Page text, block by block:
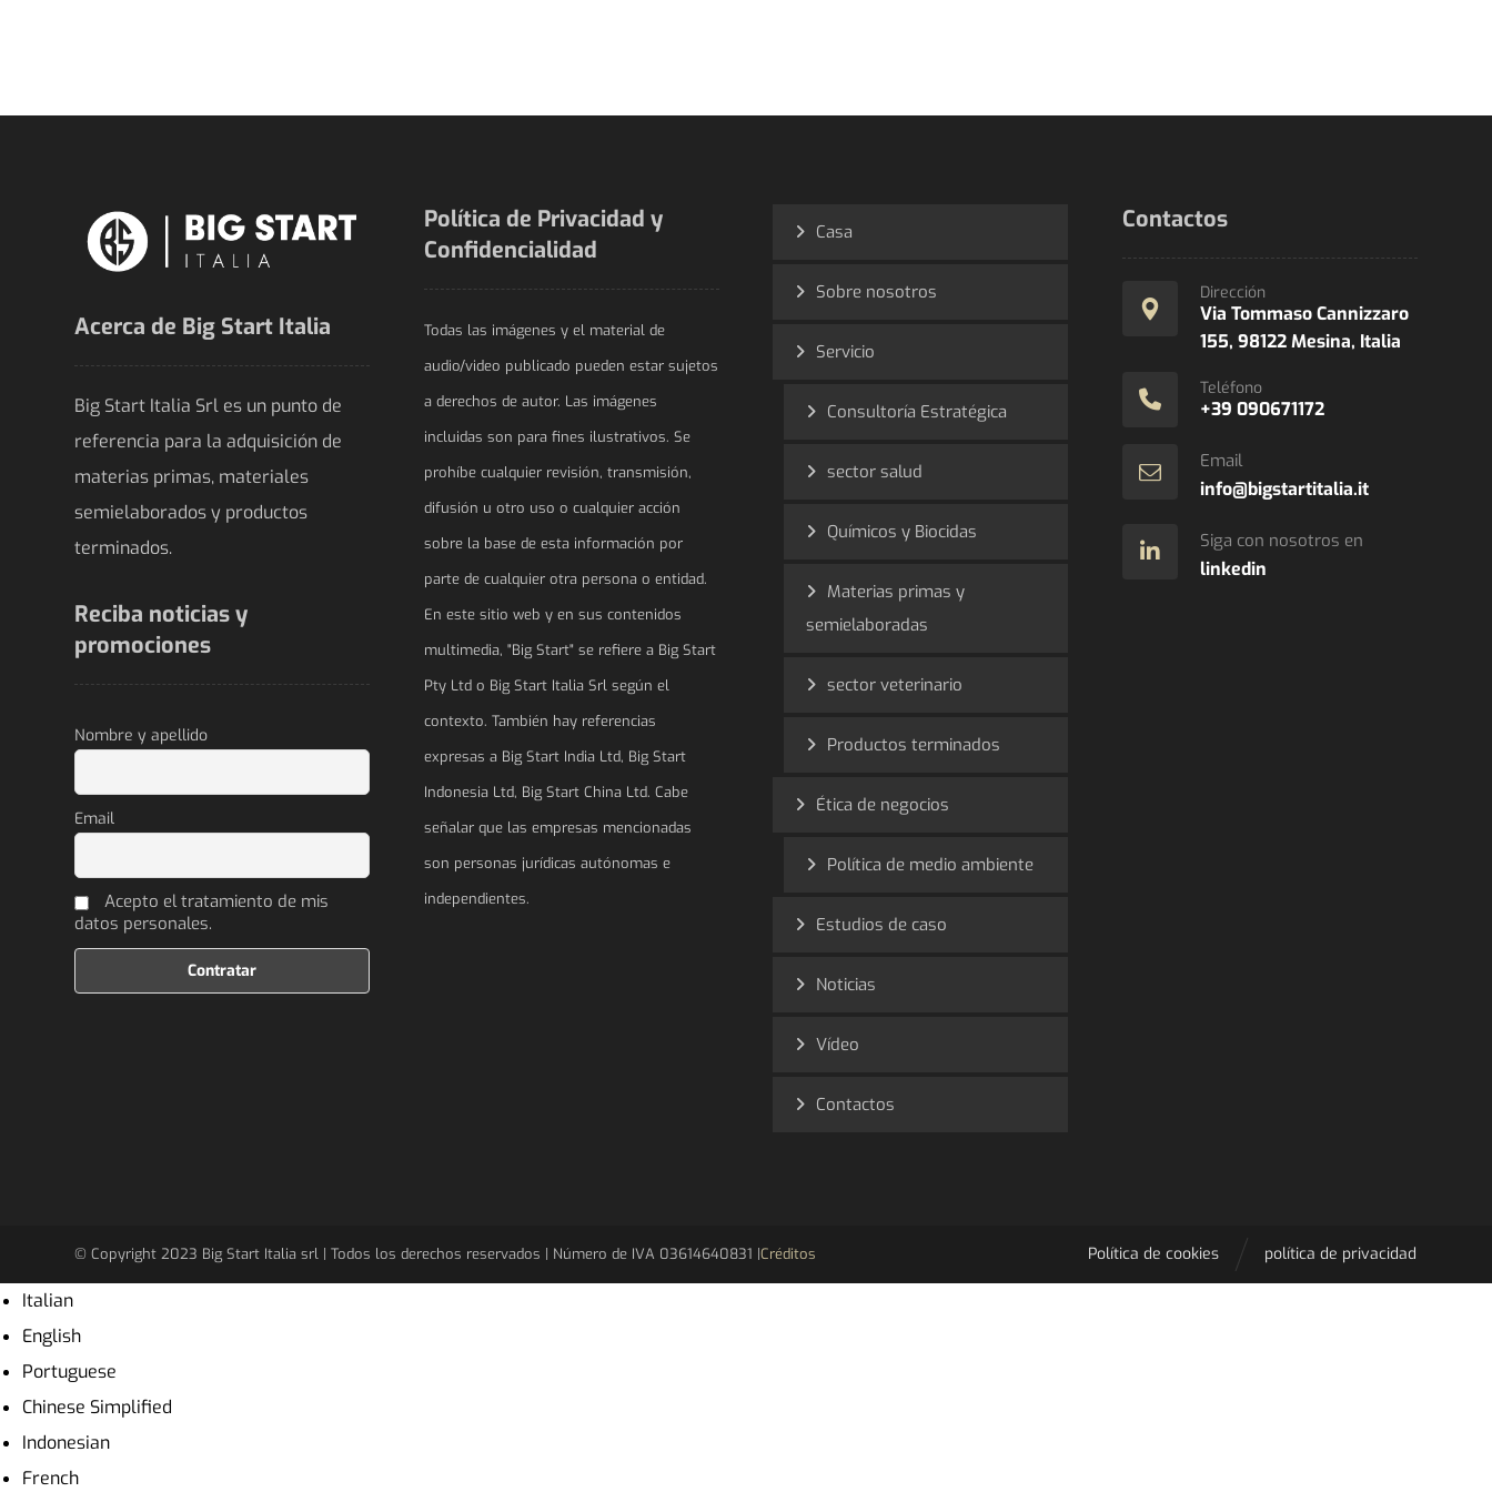
Acerca de Big Start Italia
Big Start Italia Srl es un punto de
referencia para la adquisición de
materias primas, materiales
semielaborados y productos
terminados.
Reciba noticias y
promociones
Nombre y apellido
Email
Acepto el tratamiento de mis
datos personales.
Política de Privacidad y
Confidencialidad
Todas las imágenes y el material de
audio/video publicado pueden estar sujetos
a derechos de autor. Las imágenes
incluidas son para fines ilustrativos. Se
prohíbe cualquier revisión, transmisión,
difusión u otro uso o cualquier acción
sobre la base de esta información por
parte de cualquier otra persona o entidad.
En este sitio web y en sus contenidos
multimedia, "Big Start" se refiere a Big Start
Pty Ltd o Big Start Italia Srl según el
contexto. También hay referencias
expresas a Big Start India Ltd, Big Start
Indonesia Ltd, Big Start China Ltd. Cabe
señalar que las empresas mencionadas
son personas jurídicas autónomas e
independientes.
Casa
Sobre nosotros
Servicio
Consultoría Estratégica
sector salud
Químicos y Biocidas
Materias primas y
semielaboradas
sector veterinario
Productos terminados
Ética de negocios
Política de medio ambiente
Estudios de caso
Noticias
Vídeo
Contactos
Contactos
Dirección
Via Tommaso Cannizzaro
155, 98122 Mesina, Italia
Teléfono
+39 090671172
Email
info@bigstartitalia.it
Siga con nosotros en
linkedin
© Copyright 2023 Big Start Italia srl ​​| Todos los derechos reservados | Número de IVA 03614640831 |Créditos política de privacidad
Política de cookies
Italian
English
Portuguese
Chinese Simplified
Indonesian
French